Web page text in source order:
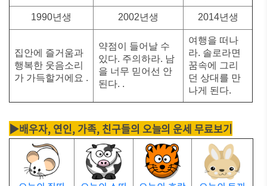
1990년생 2002년생 2014년생
집안에 즐거움과
행복한 웃음소리
가 가득할거에요 .
약점이 들어날 수
있다. 주의하라. 남
을 너무 믿어선 안
된다. .
여행을 떠나
라. 솔로라면
꿈속에 그리
던 상대를 만
나게 된다.
▶배우자, 연인, 가족, 친구들의 오늘의 운세 무료보기